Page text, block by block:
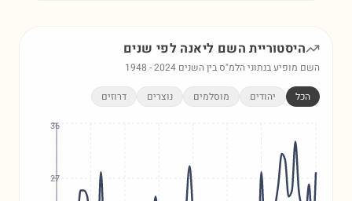
היסטוריית השם ליאנה לפי שנים
השם מופיע בנתוני הלמ"ס בין השנים 1948 -2024
הכל יהודים מוסלמים נוצרים דרוזים
27
36